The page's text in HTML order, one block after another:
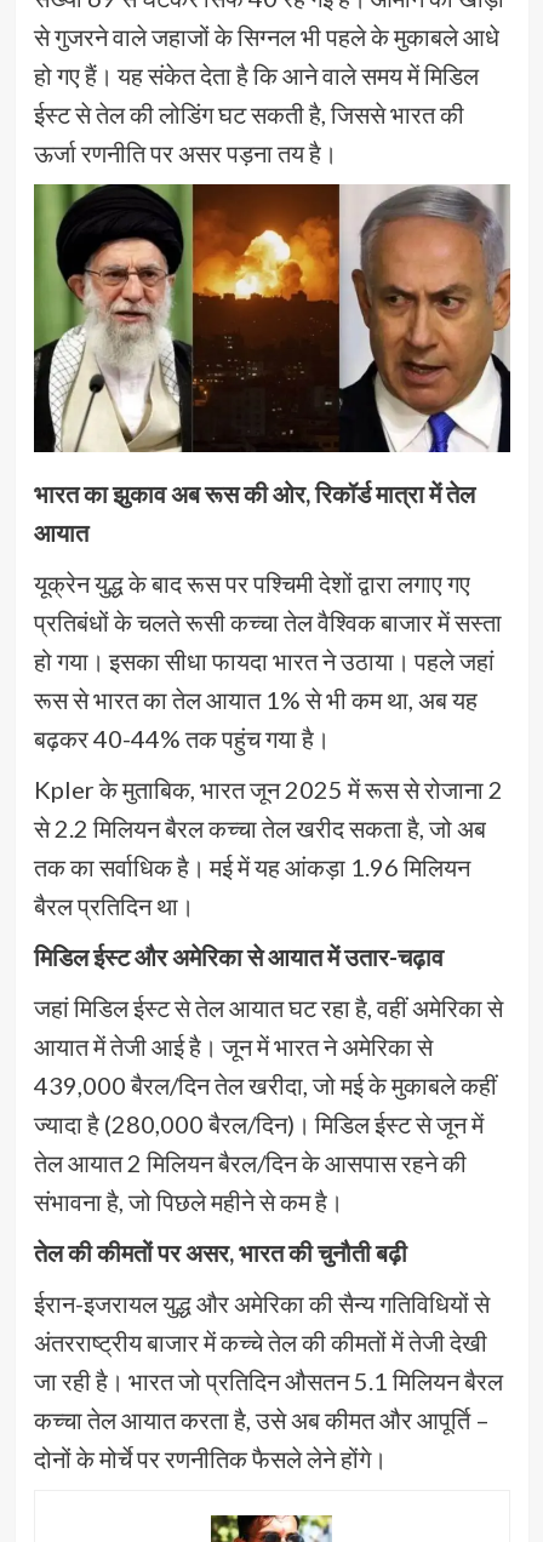
से गुजरने वाले जहाजों के सिग्नल भी पहले के मुकाबले आधे
हो गए हैं। यह संकेत देता है कि आने वाले समय में मिडिल
ईस्ट से तेल की लोडिंग घट सकती है, जिससे भारत की
ऊर्जा रणनीति पर असर पड़ना तय है।
भारत का झुकाव अब रूस की ओर, रिकॉर्ड मात्रा में तेल
आयात
यूक्रेन युद्ध के बाद रूस पर पश्चिमी देशों द्वारा लगाए गए
प्रतिबंधों के चलते रूसी कच्चा तेल वैश्विक बाजार में सस्ता
हो गया। इसका सीधा फायदा भारत ने उठाया। पहले जहां
रूस से भारत का तेल आयात 1% से भी कम था, अब यह
बढ़कर 40-44% तक पहुंच गया है।
Kpler के मुताबिक, भारत जून 2025 में रूस से रोजाना 2
से 2.2 मिलियन बैरल कच्चा तेल खरीद सकता है, जो अब
तक का सर्वाधिक है। मई में यह आंकड़ा 1.96 मिलियन
बैरल प्रतिदिन था।
मिडिल ईस्ट और अमेरिका से आयात में उतार-चढ़ाव
जहां मिडिल ईस्ट से तेल आयात घट रहा है, वहीं अमेरिका से
आयात में तेजी आई है। जून में भारत ने अमेरिका से
439,000 बैरल/दिन तेल खरीदा, जो मई के मुकाबले कहीं
ज्यादा है (280,000 बैरल/दिन)। मिडिल ईस्ट से जून में
तेल आयात 2 मिलियन बैरल/दिन के आसपास रहने की
संभावना है, जो पिछले महीने से कम है।
तेल की कीमतों पर असर, भारत की चुनौती बढ़ी
ईरान-इजरायल युद्ध और अमेरिका की सैन्य गतिविधियों से
अंतरराष्ट्रीय बाजार में कच्चे तेल की कीमतों में तेजी देखी
जा रही है। भारत जो प्रतिदिन औसतन 5.1 मिलियन बैरल
कच्चा तेल आयात करता है, उसे अब कीमत और आपूर्ति –
दोनों के मोर्चे पर रणनीतिक फैसले लेने होंगे।